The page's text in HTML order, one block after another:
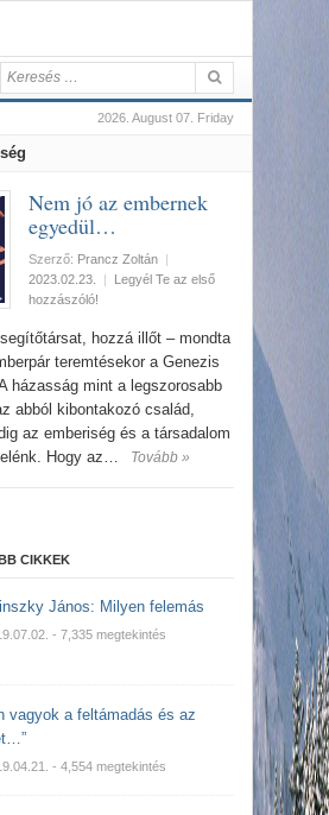
2026. August 07. Friday
Nem jó az embernek
egyedül…
Szerző: Prancz Zoltán |
2023.02.23.
|
Legyél Te az első
hozzászóló!
hozzá illőt – mondta
teremtésekor a Genezis
házasság mint a legszorosabb
abból kibontakozó család,
az emberiség és a társadalom
Hogy az…
Tovább »
CIKKEK
János: Milyen felemás
- 7,335 megtekintés
vagyok a feltámadás és az
- 4,554 megtekintés